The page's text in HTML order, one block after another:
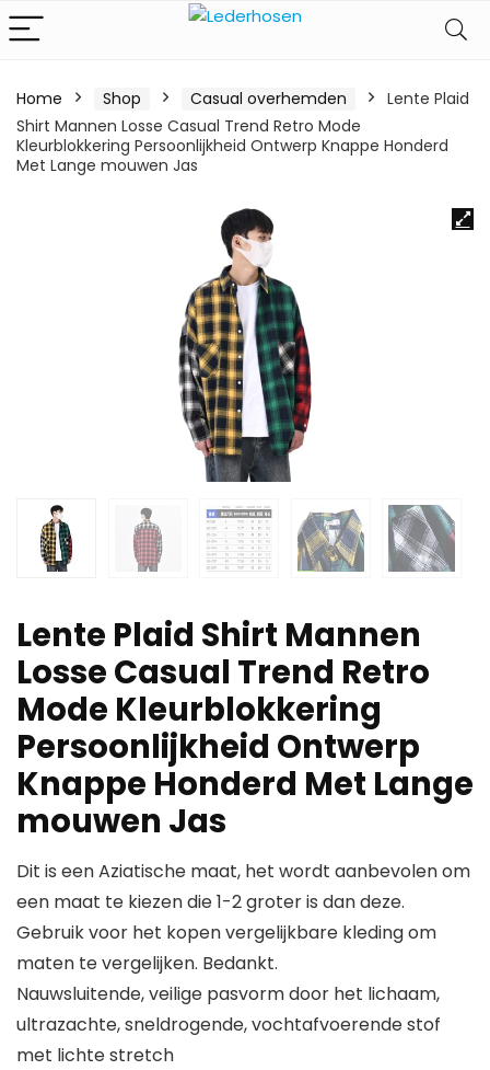
Home Shop Casual overhemden
Lente Plaid
Shirt Mannen Losse Casual Trend Retro Mode
Kleurblokkering Persoonlijkheid Ontwerp Knappe Honderd
Met Lange mouwen Jas
Lente Plaid Shirt Mannen
Losse Casual Trend Retro
Mode Kleurblokkering
Persoonlijkheid Ontwerp
Knappe Honderd Met Lange
mouwen Jas
Dit is een Aziatische maat, het wordt aanbevolen om
een maat te kiezen die 1-2 groter is dan deze.
Gebruik voor het kopen vergelijkbare kleding om
maten te vergelijken. Bedankt.
Nauwsluitende, veilige pasvorm door het lichaam,
ultrazachte, sneldrogende, vochtafvoerende stof
met lichte stretch